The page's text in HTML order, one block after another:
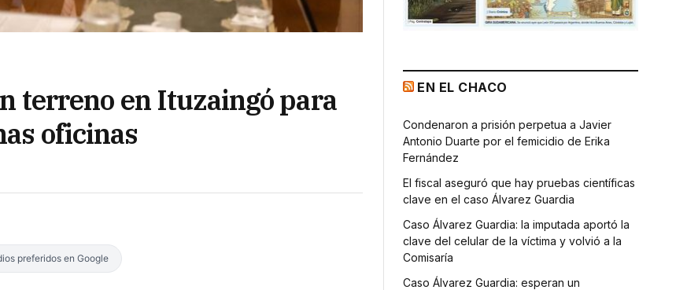
terreno en Ituzaingó para
oficinas
preferidos en Google
EN EL CHACO
Condenaron a prisión perpetua a Javier
Antonio Duarte por el femicidio de Erika
Fernández
El fiscal aseguró que hay pruebas científicas
clave en el caso Álvarez Guardia
Caso Álvarez Guardia: la imputada aportó la
clave del celular de la víctima y volvió a la
Comisaría
Caso Álvarez Guardia: esperan un